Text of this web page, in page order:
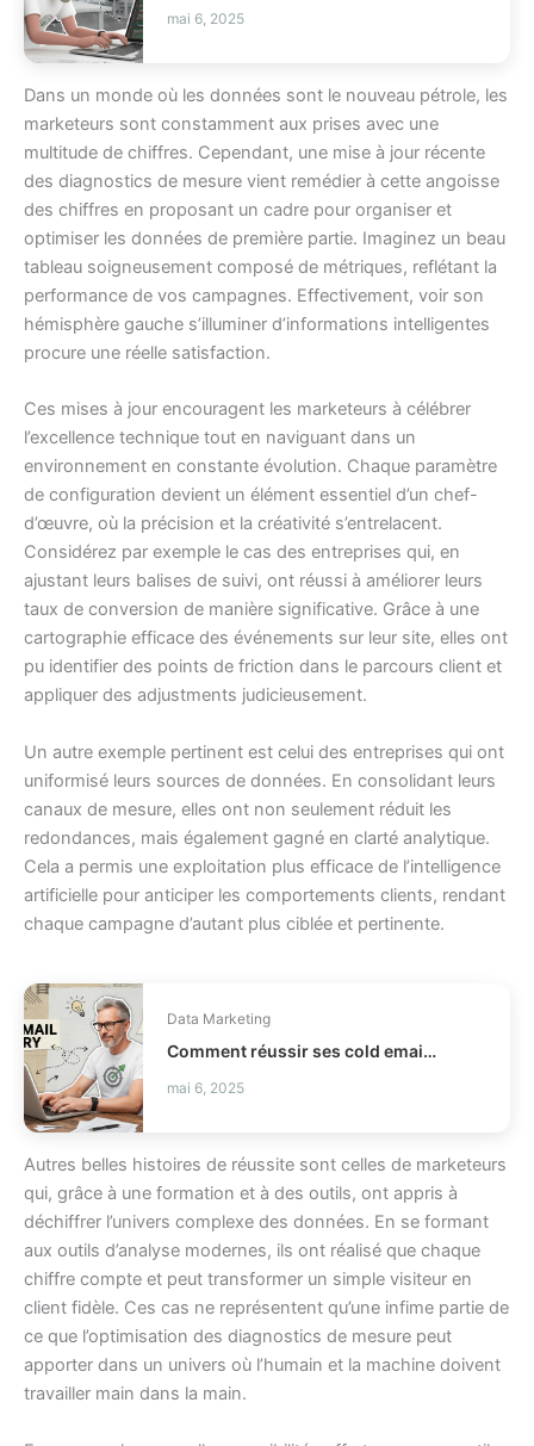
mai 6, 2025
Dans un monde où les données sont le nouveau pétrole, les
marketeurs sont constamment aux prises avec une
multitude de chiffres. Cependant, une mise à jour récente
des diagnostics de mesure vient remédier à cette angoisse
des chiffres en proposant un cadre pour organiser et
optimiser les données de première partie. Imaginez un beau
tableau soigneusement composé de métriques, reflétant la
performance de vos campagnes. Effectivement, voir son
hémisphère gauche s’illuminer d’informations intelligentes
procure une réelle satisfaction.
Ces mises à jour encouragent les marketeurs à célébrer
l’excellence technique tout en naviguant dans un
environnement en constante évolution. Chaque paramètre
de configuration devient un élément essentiel d’un chef-
d’œuvre, où la précision et la créativité s’entrelacent.
Considérez par exemple le cas des entreprises qui, en
ajustant leurs balises de suivi, ont réussi à améliorer leurs
taux de conversion de manière significative. Grâce à une
cartographie efficace des événements sur leur site, elles ont
pu identifier des points de friction dans le parcours client et
appliquer des adjustments judicieusement.
Un autre exemple pertinent est celui des entreprises qui ont
uniformisé leurs sources de données. En consolidant leurs
canaux de mesure, elles ont non seulement réduit les
redondances, mais également gagné en clarté analytique.
Cela a permis une exploitation plus efficace de l’intelligence
artificielle pour anticiper les comportements clients, rendant
chaque campagne d’autant plus ciblée et pertinente.
Data Marketing
Comment réussir ses cold emails sans vendre à tout prix ?
mai 6, 2025
Autres belles histoires de réussite sont celles de marketeurs
qui, grâce à une formation et à des outils, ont appris à
déchiffrer l’univers complexe des données. En se formant
aux outils d’analyse modernes, ils ont réalisé que chaque
chiffre compte et peut transformer un simple visiteur en
client fidèle. Ces cas ne représentent qu’une infime partie de
ce que l’optimisation des diagnostics de mesure peut
apporter dans un univers où l’humain et la machine doivent
travailler main dans la main.